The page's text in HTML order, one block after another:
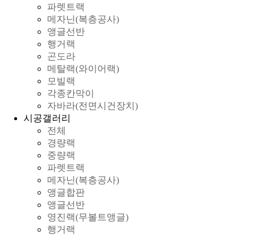
파렛트랙
메자닌(복층공사)
앵글선반
행거랙
곤도라
메탈랙(와이어랙)
모빌랙
각종칸막이
자바라(전면시건장치)
시공갤러리
전체
경량랙
중량랙
파렛트랙
메자닌(복층공사)
앵글합판
앵글선반
영진랙(무볼트앵글)
행거랙